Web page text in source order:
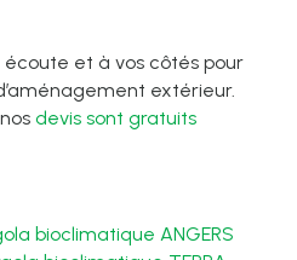
écoute et à vos côtés pour
extérieur.
devis sont gratuits
bioclimatique ANGERS